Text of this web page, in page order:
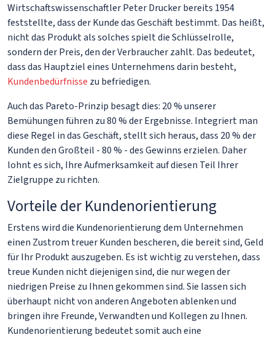
Wirtschaftswissenschaftler Peter Drucker bereits 1954
feststellte, dass der Kunde das Geschäft bestimmt. Das heißt,
nicht das Produkt als solches spielt die Schlüsselrolle,
sondern der Preis, den der Verbraucher zahlt. Das bedeutet,
dass das Hauptziel eines Unternehmens darin besteht,
Kundenbedürfnisse zu befriedigen.
Auch das Pareto-Prinzip besagt dies: 20 % unserer
Bemühungen führen zu 80 % der Ergebnisse. Integriert man
diese Regel in das Geschäft, stellt sich heraus, dass 20 % der
Kunden den Großteil - 80 % - des Gewinns erzielen. Daher
lohnt es sich, Ihre Aufmerksamkeit auf diesen Teil Ihrer
Zielgruppe zu richten.
Vorteile der Kundenorientierung
Erstens wird die Kundenorientierung dem Unternehmen
einen Zustrom treuer Kunden bescheren, die bereit sind, Geld
für Ihr Produkt auszugeben. Es ist wichtig zu verstehen, dass
treue Kunden nicht diejenigen sind, die nur wegen der
niedrigen Preise zu Ihnen gekommen sind. Sie lassen sich
überhaupt nicht von anderen Angeboten ablenken und
bringen ihre Freunde, Verwandten und Kollegen zu Ihnen.
Kundenorientierung bedeutet somit auch eine